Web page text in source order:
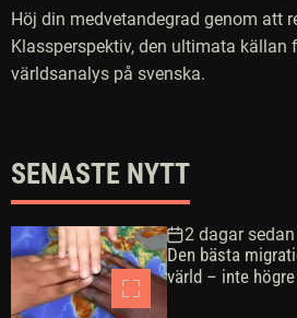
Höj din medvetandegrad genom att
Klassperspektiv, den ultimata källan
världsanalys på svenska.
SENASTE NYTT
2 dagar sedan
Den bästa
värld – inte